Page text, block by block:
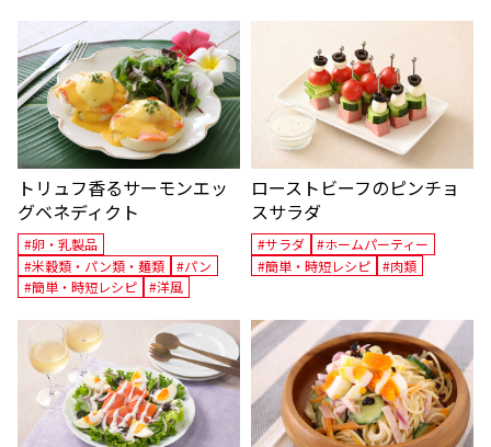
トリュフ香るサーモンエッ
グベネディクト
#卵・乳製品
#米穀類・パン類・麺類
#パン
#簡単・時短レシピ
#洋風
ローストビーフのピンチョ
スサラダ
#サラダ
#ホームパーティー
#簡単・時短レシピ
#肉類